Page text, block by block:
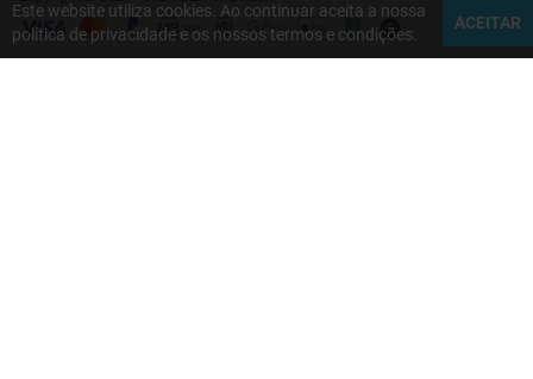
Este website utiliza cookies. Ao continuar aceita a nossa
política de privacidade e os nossos termos e condições.
ACEITAR